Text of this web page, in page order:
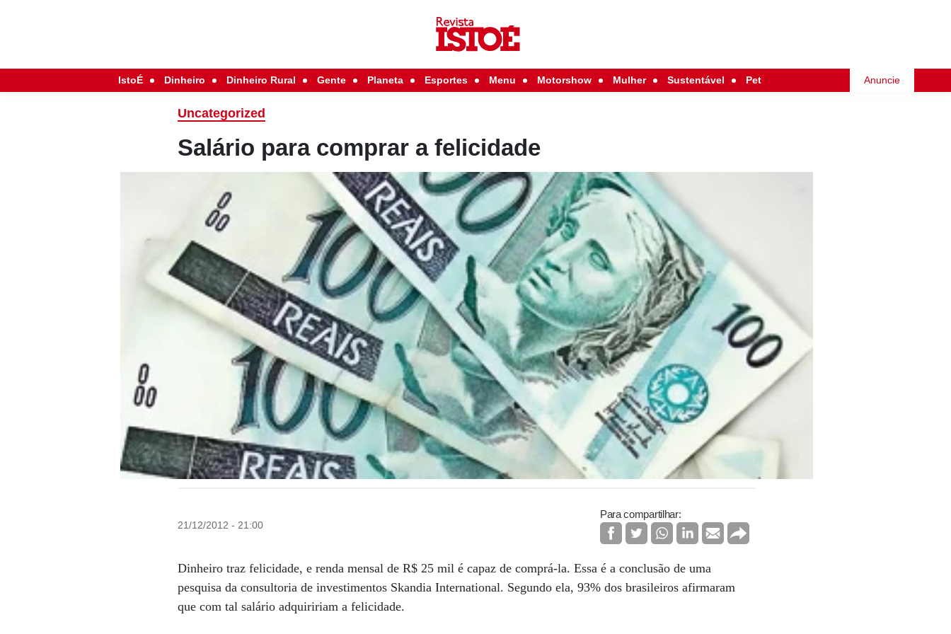
IstoÉ Dinheiro Dinheiro Rural Gente Planeta Esportes Menu Motorshow Mulher Sustentável Pet Anuncie
Uncategorized
Salário para comprar a felicidade
21/12/2012 - 21:00
Para compartilhar:
Dinheiro traz felicidade, e renda mensal de R$ 25 mil é capaz de comprá-la. Essa é a conclusão de uma
pesquisa da consultoria de investimentos Skandia International. Segundo ela, 93% dos brasileiros afirmaram
que com tal salário adquiririam a felicidade.